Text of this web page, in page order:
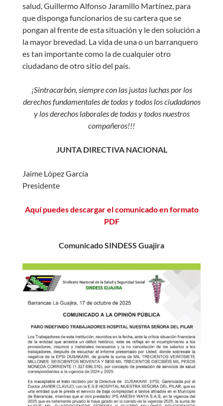
salud, Guillermo Alfonso Jaramillo Martínez, para
que disponga funcionarios de su cartera que se
pongan al frente de esta situación y le den solución a
la mayor brevedad. La vida de una o un barranquero
es tan importante como la de cualquier otro
ciudadano de otro sitio del país.
¡Sintracarbón, siempre con las justas luchas por los
derechos fundamentales de todas y todos los ciudadanos
y los derechos laborales de todas y todos nuestros
compañeros!!!
JUNTA DIRECTIVA NACIONAL
Jaime López García
Presidente
Aquí puedes descargar el comunicado en formato
PDF
Comunicado SINDESS Guajira